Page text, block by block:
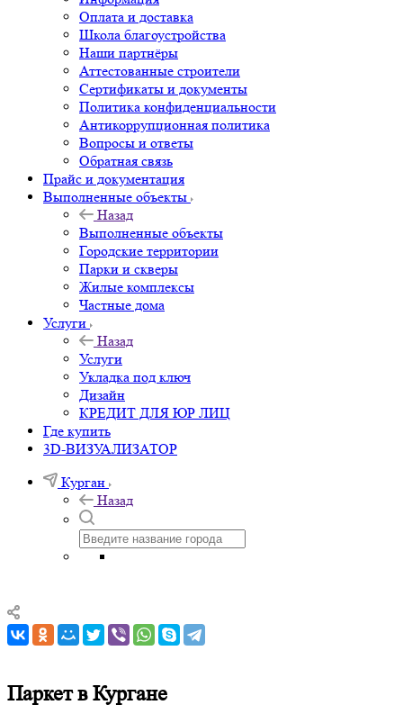
Оплата и доставка
Школа благоустройства
Наши партнёры
Аттестованные строители
Сертификаты и документы
Политика конфиденциальности
Антикоррупционная политика
Вопросы и ответы
Обратная связь
Прайс и документация
Выполненные объекты
Назад
Выполненные объекты
Городские территории
Парки и скверы
Жилые комплексы
Частные дома
Услуги
Назад
Услуги
Укладка под ключ
Дизайн
КРЕДИТ ДЛЯ ЮР ЛИЦ
Где купить
3D-ВИЗУАЛИЗАТОР
Курган
Назад
Паркет в Кургане